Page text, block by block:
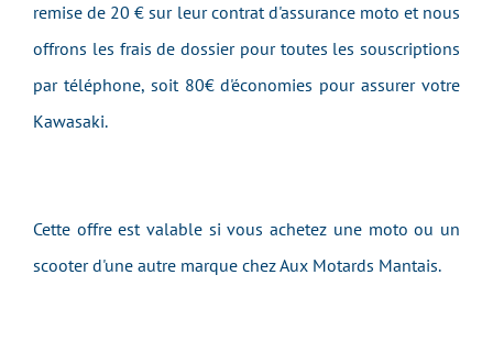
remise de 20 € sur leur contrat d'assurance moto et nous
offrons les frais de dossier pour toutes les souscriptions
par téléphone, soit 80€ d'économies pour assurer votre
Kawasaki.
Cette offre est valable si vous achetez une moto ou un
scooter d'une autre marque chez Aux Motards Mantais.